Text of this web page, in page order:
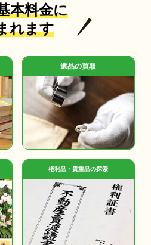
本料金に
れます
遺品の買取
権利品・貴重品の探索